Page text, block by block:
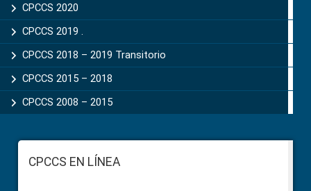
CPCCS 2020
CPCCS 2019 .
CPCCS 2018 – 2019 Transitorio
CPCCS 2015 – 2018
CPCCS 2008 – 2015
FooterCPCCS EN LÍNEA